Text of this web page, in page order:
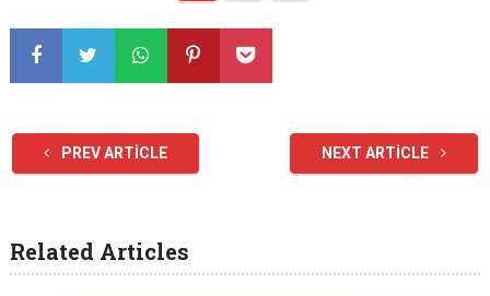
PREV ARTICLE NEXT ARTICLE
Related Articles